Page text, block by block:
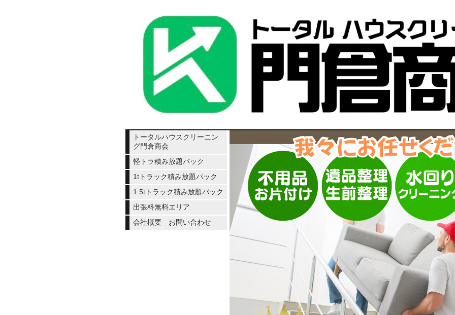
トータルハウスクリーニン
グ門倉商会
軽トラ積み放題パック
1tトラック積み放題パック
1.5tトラック積み放題パック
出張料無料エリア
会社概要 お問い合わせ